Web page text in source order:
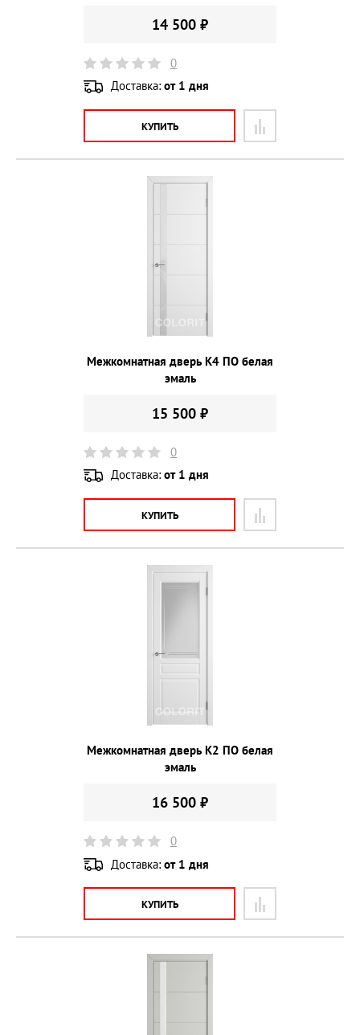
14 500 ₽
0
Доставка: от 1 дня
КУПИТЬ
Межкомнатная дверь К4 ПО белая
эмаль
15 500 ₽
0
Доставка: от 1 дня
КУПИТЬ
Межкомнатная дверь К2 ПО белая
эмаль
16 500 ₽
0
Доставка: от 1 дня
КУПИТЬ